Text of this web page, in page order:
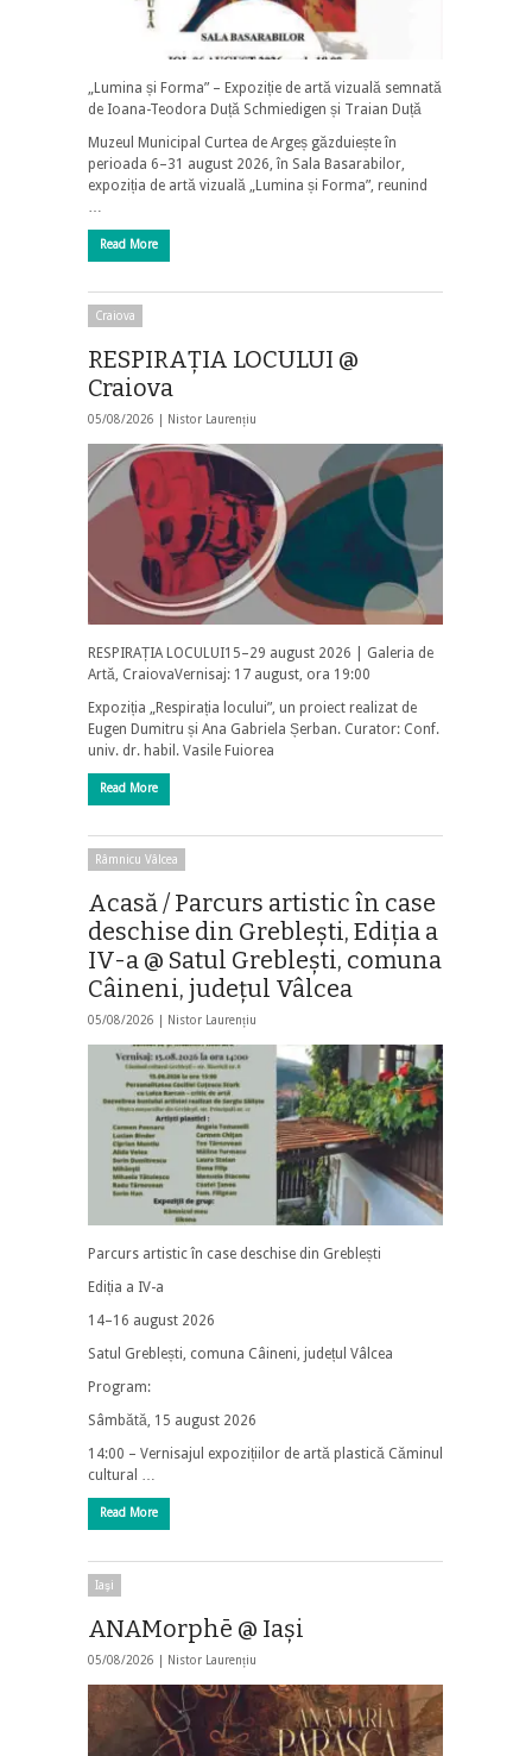
„Lumina și Forma” – Expoziție de artă vizuală semnată
de Ioana-Teodora Duță Schmiedigen și Traian Duță
Muzeul Municipal Curtea de Argeș găzduiește în
perioada 6–31 august 2026, în Sala Basarabilor,
expoziția de artă vizuală „Lumina și Forma”, reunind
…
Read More
Craiova
RESPIRAȚIA LOCULUI @
Craiova
05/08/2026 | Nistor Laurențiu
RESPIRAȚIA LOCULUI15–29 august 2026 | Galeria de
Artă, CraiovaVernisaj: 17 august, ora 19:00
Expoziția „Respirația locului”, un proiect realizat de
Eugen Dumitru și Ana Gabriela Șerban. Curator: Conf.
univ. dr. habil. Vasile Fuiorea
Read More
Râmnicu Vâlcea
Acasă / Parcurs artistic în case
deschise din Greblești, Ediția a
IV-a @ Satul Greblești, comuna
Câineni, județul Vâlcea
05/08/2026 | Nistor Laurențiu
Parcurs artistic în case deschise din Greblești
Ediția a IV-a
14–16 august 2026
Satul Greblești, comuna Câineni, județul Vâlcea
Program:
Sâmbătă, 15 august 2026
14:00 – Vernisajul expozițiilor de artă plastică Căminul
cultural …
Read More
Iaşi
ANAMorphē @ Iași
05/08/2026 | Nistor Laurențiu